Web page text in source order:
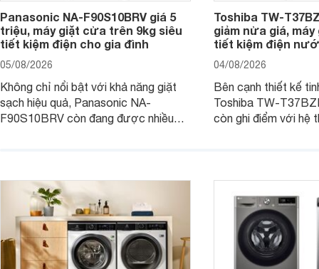
Panasonic NA-F90S10BRV giá 5
triệu, máy giặt cửa trên 9kg siêu
tiết kiệm điện cho gia đình
05/08/2026
Không chỉ nổi bật với khả năng giặt
sạch hiệu quả, Panasonic NA-
F90S10BRV còn đang được nhiều
giặt cửa trên 9kg.
Toshiba TW-
giảm nửa giá,
tiết kiệm điện
04/08/2026
Bên cạnh thiết kế
Toshiba TW-
còn ghi điểm với hệ
giặt.